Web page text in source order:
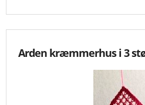
Arden kræmmerhus i 3